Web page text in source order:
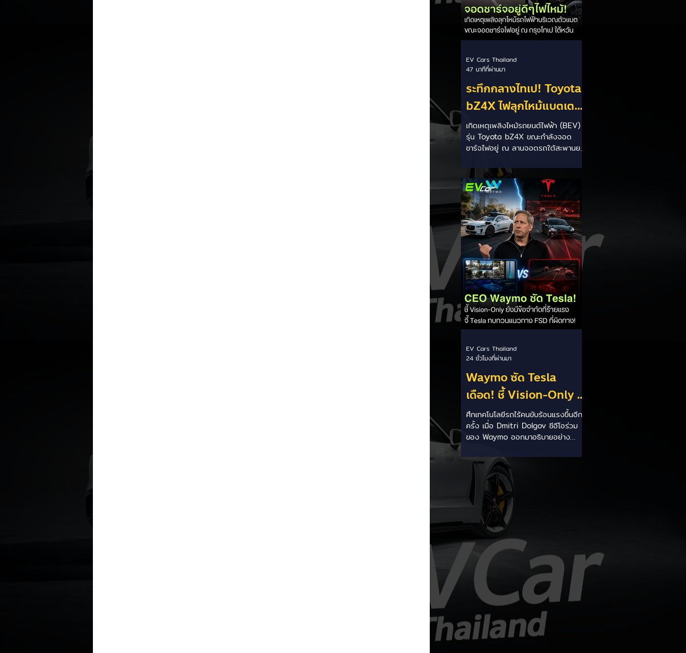
ระทึกกลางไทเป! Toyota
bZ4X ไฟลุกไหม้แบตเตอรี่
ขณะชาร์จใต้สะพานยก
ระดับ รอดไร้เจ็บ
เกิดเหตุเพลิงไหม้รถยนต์ไฟฟ้า (BEV)
รุ่น Toyota bZ4X ขณะกำลังจอด
ชาร์จไฟอยู่ ณ ลานจอดรถใต้สะพานยก
Speed Overpass) ในเขตจงซาน
กรุงไทเป ประเทศไต้หวัน ช่วงเช้าวันที่ 3
สิงหาคม 2026 รายละเอียดในที่เกิด
เหตุ: - ลักษณะการเกิดเหตุ: เพลิงไหม้
เริ่มขึ้นจากกลุ่มแบตเตอรี่บริเวณใต้อก
ตัวรถยนต์ไฟฟ้าขณะเสียบสายชาร์จไฟ
ส่งผลให้เกิดกลุ่มควันหนาแน่นและไฟลุก
ไหม้อย่างรุนแรง - การระงับเหตุ: เจ้า
หน้าที่ดับเพลิงกรุงไทเปนำกำลังพร้อม
รถน้ำเข้าระงับเหตุ โดยระดมฉีดน้ำเพื่อ
ลดคว
EV Cars Thailand
47 นาทีที่ผ่านมา
Waymo ซัด Tesla
เดือด! ชี้ Vision-Only มี
ข้อจำกัดร้ายแรงยิ่ง
พัฒนา ยิ่งชนกำแพง
ศึกเทคโนโลยีรถไร้คนขับร้อนแรงขึ้นอีก
ครั้ง เมื่อ Dmitri Dolgov ซีอีโอร่วม
ของ Waymo ออกมาอธิบายอย่าง
การใช้ กล้องเพียงอย่างเดียว สำหรับ
ระบบขับขี่อัตโนมัติ มีข้อจำกัดด้านความ
ปลอดภัย และไม่สามารถพัฒนาไปสู่การ
ขับขี่อัตโนมัติระดับสูงได้ตามเป้าหมาย
แม้จะไม่ได้เอ่ยชื่อ Tesla ตรง ๆ แต่เป็น
ที่เข้าใจกันว่ากำลังพูดถึงแนวทางที่
Tesla ใช้อยู่ในปัจจุบัน Dolgov อธิบาย
ว่า กล้องเป็นเซ็นเซอร์ที่พึ่งพาสภาพแสง
และการมองเห็น หากเจอฝนหนัก หมอก
แสงย้อน หรือสิ่งบดบัง...
EV Cars Thailand
24 ชั่วโมงที่ผ่านมา